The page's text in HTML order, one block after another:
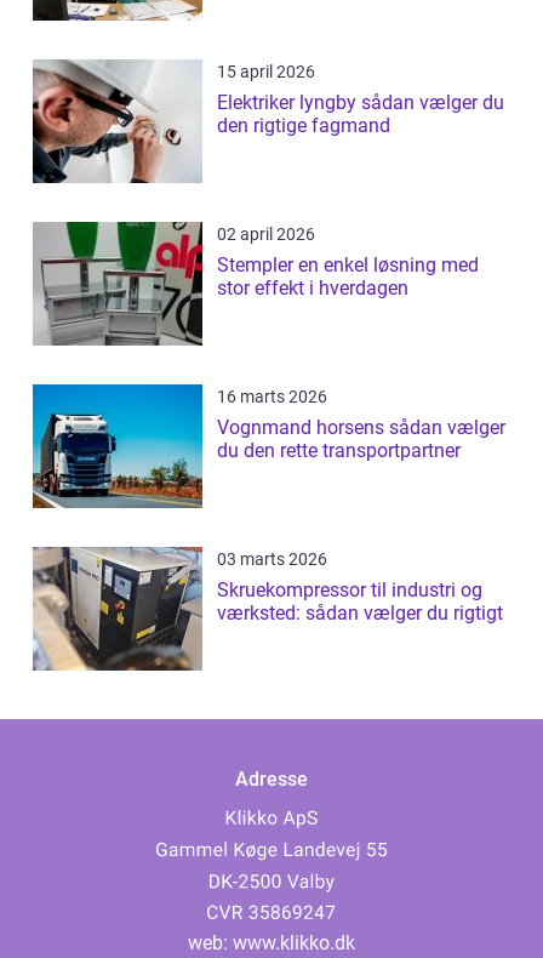
15 april 2026
Elektriker lyngby sådan vælger du
den rigtige fagmand
02 april 2026
Stempler en enkel løsning med
stor effekt i hverdagen
16 marts 2026
Vognmand horsens sådan vælger
du den rette transportpartner
03 marts 2026
Skruekompressor til industri og
værksted: sådan vælger du rigtigt
Adresse
web: www.klikko.dk